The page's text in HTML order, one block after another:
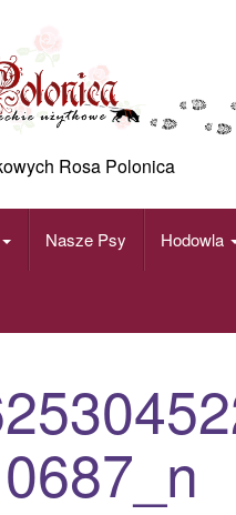
Rosa Polonica
Nasze Psy Hodowla